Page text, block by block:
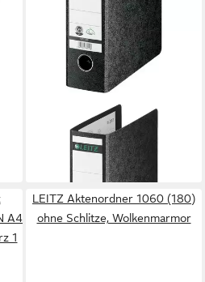
Aktenordner 1075
ab 10,39 €
lieferbar - in 2-3 Werktagen bei dir
A4
1
LEITZ Aktenordner 1060 (180)
ohne Schlitze, Wolkenmarmor